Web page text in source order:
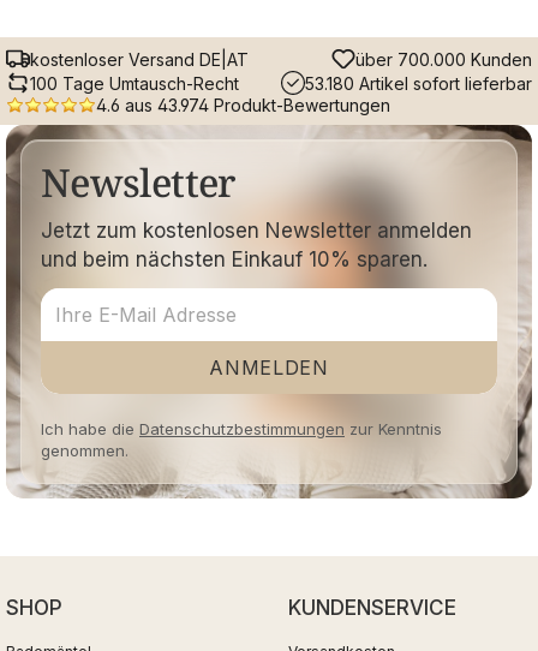
kostenloser Versand DE|AT
über 700.000 Kunden
100 Tage Umtausch-Recht
53.180 Artikel sofort lieferbar
4.6 aus 43.974 Produkt-Bewertungen
Newsletter
Jetzt zum kostenlosen Newsletter anmelden
und beim nächsten Einkauf 10% sparen.
ANMELDEN
Ich habe die Datenschutzbestimmungen zur Kenntnis
genommen.
SHOP KUNDENSERVICE